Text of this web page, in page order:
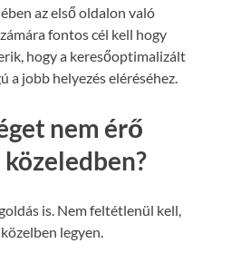
az első oldalon való
fontos cél kell hogy
hogy a keresőoptimalizált
jobb helyezés eléréséhez.
nem érő
is. Nem feltétlenül kell,
legyen.